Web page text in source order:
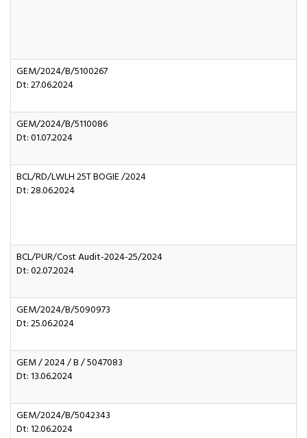
GEM/2024/B/5100267
Dt: 27.06.2024
GEM/2024/B/5110086
Dt: 01.07.2024
BCL/RD/LWLH 25T BOGIE /2024
Dt: 28.06.2024
BCL/PUR/Cost Audit-2024-25/2024
Dt: 02.07.2024
GEM/2024/B/5090973
Dt: 25.06.2024
GEM / 2024 / B / 5047083
Dt: 13.06.2024
GEM/2024/B/5042343
Dt: 12.06.2024